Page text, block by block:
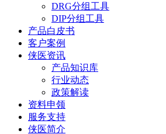
DRG分组工具
DIP分组工具
产品白皮书
客户案例
侠医资讯
产品知识库
行业动态
政策解读
资料申领
服务支持
侠医简介